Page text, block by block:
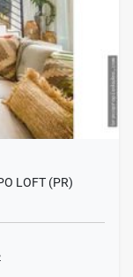
LOFT (PR)